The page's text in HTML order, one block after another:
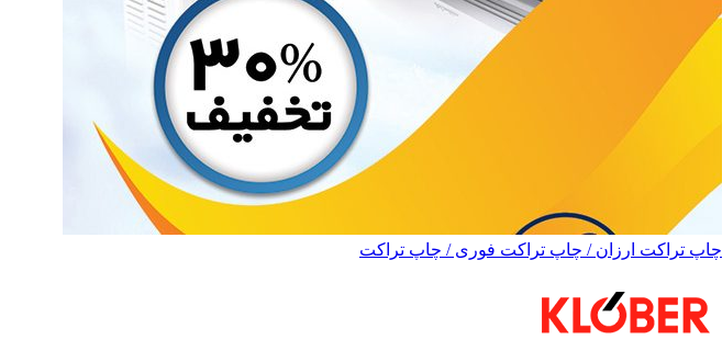
چاپ تراکت ارزان / چاپ تراکت فوری / چاپ تراکت